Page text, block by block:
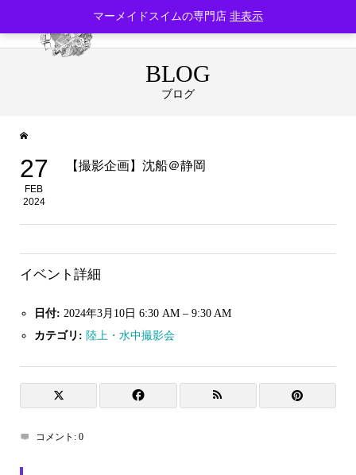
BLOG
ブログ
27
FEB
2024
【撮影企画】沈船＠静岡
イベント詳細
日付: 2024年3月10日 6:30 AM –9:30 AM
カテゴリ: 陸上・水中撮影会
コメント: 0
マーメイドスイムの専門店 非表示